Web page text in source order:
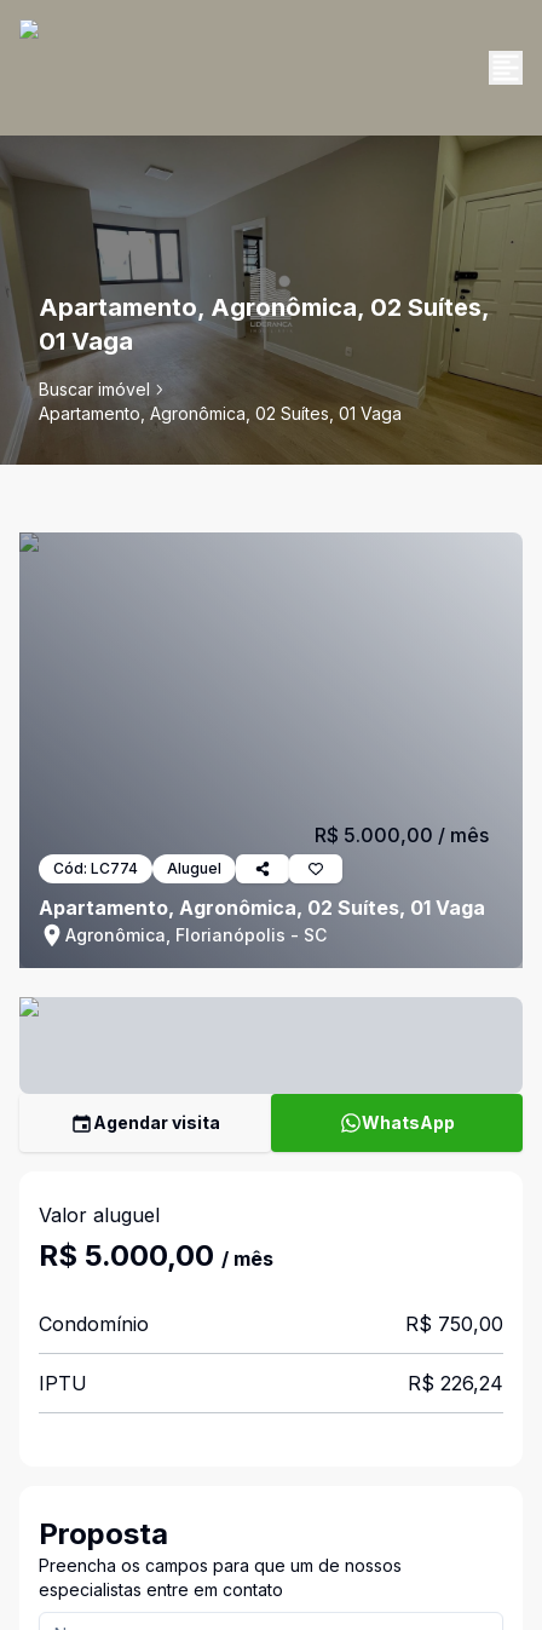
Apartamento, Agronômica, 02 Suítes,
01 Vaga
Buscar imóvel
Apartamento, Agronômica, 02 Suítes, 01 Vaga
Cód: LC774 Aluguel
Apartamento, Agronômica, 02 Suítes, 01 Vaga
Agronômica, Florianópolis - SC
R$ 5.000,00 / mês
Agendar visita WhatsApp
Valor aluguel
R$ 5.000,00 / mês
Condomínio R$ 750,00
IPTU R$ 226,24
Proposta
Preencha os campos para que um de nossos
especialistas entre em contato